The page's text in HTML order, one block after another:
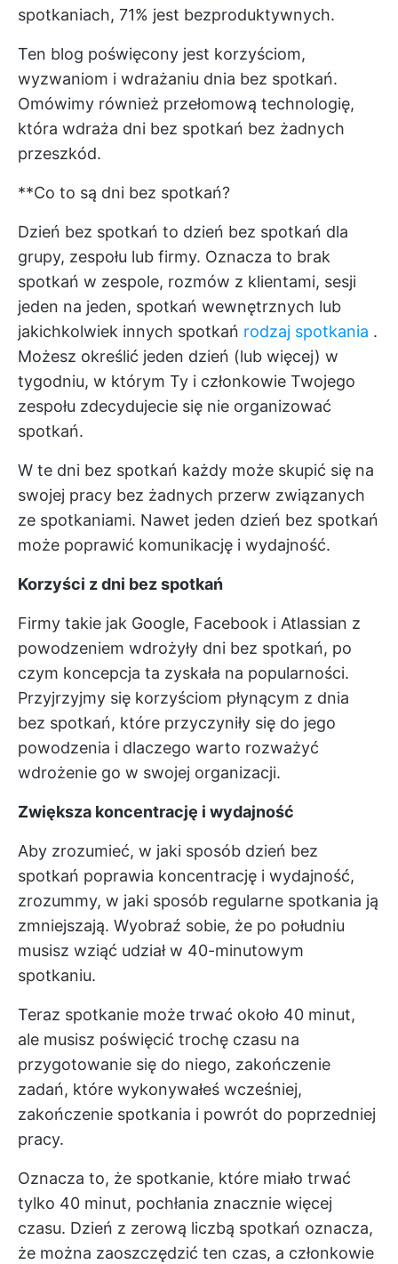
spotkaniach, 71% jest bezproduktywnych.
Ten blog poświęcony jest korzyściom,
wyzwaniom i wdrażaniu dnia bez spotkań.
Omówimy również przełomową technologię,
która wdraża dni bez spotkań bez żadnych
przeszkód.
**Co to są dni bez spotkań?
Dzień bez spotkań to dzień bez spotkań dla
grupy, zespołu lub firmy. Oznacza to brak
spotkań w zespole, rozmów z klientami, sesji
jeden na jeden, spotkań wewnętrznych lub
jakichkolwiek innych spotkań rodzaj spotkania .
Możesz określić jeden dzień (lub więcej) w
tygodniu, w którym Ty i członkowie Twojego
zespołu zdecydujecie się nie organizować
spotkań.
W te dni bez spotkań każdy może skupić się na
swojej pracy bez żadnych przerw związanych
ze spotkaniami. Nawet jeden dzień bez spotkań
może poprawić komunikację i wydajność.
Korzyści z dni bez spotkań
Firmy takie jak Google, Facebook i Atlassian z
powodzeniem wdrożyły dni bez spotkań, po
czym koncepcja ta zyskała na popularności.
Przyjrzyjmy się korzyściom płynącym z dnia
bez spotkań, które przyczyniły się do jego
powodzenia i dlaczego warto rozważyć
wdrożenie go w swojej organizacji.
Zwiększa koncentrację i wydajność
Aby zrozumieć, w jaki sposób dzień bez
spotkań poprawia koncentrację i wydajność,
zrozummy, w jaki sposób regularne spotkania ją
zmniejszają. Wyobraź sobie, że po południu
musisz wziąć udział w 40-minutowym
spotkaniu.
Teraz spotkanie może trwać około 40 minut,
ale musisz poświęcić trochę czasu na
przygotowanie się do niego, zakończenie
zadań, które wykonywałeś wcześniej,
zakończenie spotkania i powrót do poprzedniej
pracy.
Oznacza to, że spotkanie, które miało trwać
tylko 40 minut, pochłania znacznie więcej
czasu. Dzień z zerową liczbą spotkań oznacza,
że można zaoszczędzić ten czas, a członkowie